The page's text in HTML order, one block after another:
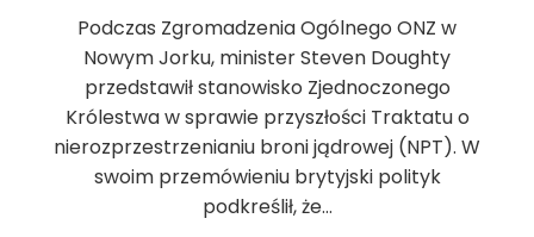
Podczas Zgromadzenia Ogólnego ONZ w
Nowym Jorku, minister Steven Doughty
przedstawił stanowisko Zjednoczonego
Królestwa w sprawie przyszłości Traktatu o
nierozprzestrzenianiu broni jądrowej (NPT). W
swoim przemówieniu brytyjski polityk
podkreślił, że…